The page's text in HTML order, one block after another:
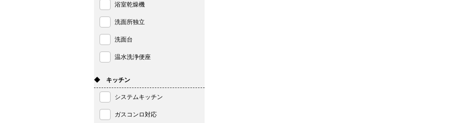
浴室乾燥機
洗面所独立
洗面台
温水洗浄便座
◆ キッチン
システムキッチン
ガスコンロ対応